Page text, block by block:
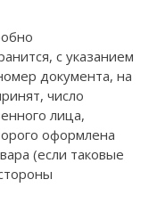
с указанием
документа, на
число
лица,
оформлена
(если таковые